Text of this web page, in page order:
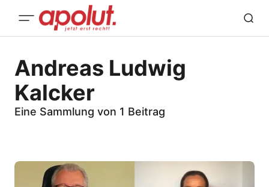
Andreas Ludwig
Kalcker
Eine Sammlung von 1 Beitrag